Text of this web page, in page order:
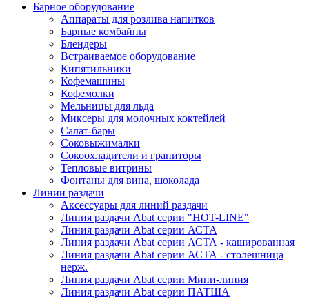
Барное оборудование
Аппараты для розлива напитков
Барные комбайны
Блендеры
Встраиваемое оборудование
Кипятильники
Кофемашины
Кофемолки
Мельницы для льда
Миксеры для молочных коктейлей
Салат-бары
Соковыжималки
Сокоохладители и граниторы
Тепловые витрины
Фонтаны для вина, шоколада
Линии раздачи
Аксессуары для линий раздачи
Линия раздачи Abat серии "HOT-LINE"
Линия раздачи Abat серии АСТА
Линия раздачи Abat серии АСТА - кашированная
Линия раздачи Abat серии АСТА - столешница
нерж.
Линия раздачи Abat серии Мини-линия
Линия раздачи Abat серии ПАТША